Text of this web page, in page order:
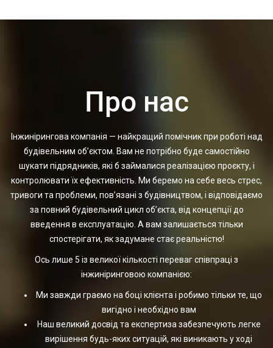
Про нас
Інжинірингова компанія — найкращий помічник при роботі над
будівельним об’єктом. Вам не потрібно буде самостійно
шукати підрядників, які б займалися реалізацією проєкту, і
контролювати їх ефективність. Ми беремо на себе весь стрес,
тривоги та проблеми, пов’язані з будівництвом, і відповідаємо
за повний будівельний цикл об’єкта, від концепції до
введення в експлуатацію. А вам залишається тільки
спостерігати, як задумане стає реальністю!
Ось лише 5 із великої кількості переваг співпраці з
інжиніринговою компанією:
Ми завжди граємо на боці клієнта і робимо тільки те, що
вигідно і необхідно вам
Наш великий досвід та експертиза забезпечують легке
вирішення будь-яких ситуацій, які виникають у ході